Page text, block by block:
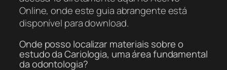
Online, onde este guia abrangente está
disponível para download.
Onde posso localizar materiais sobre o
estudo da Cariologia, uma área fundamental
da odontologia?